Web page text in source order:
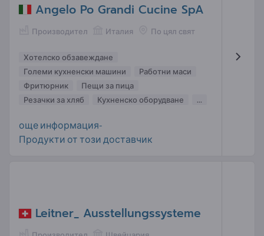
Angelo Po Grandi Cucine SpA
Производител Италия По цял свят
Хотелско обзавеждане
Големи кухненски машини
Работни маси
Фритюрник
Пещи за пица
Резачки за хляб
Кухненско оборудване ...
още информация-
Продукти от този доставчик
Leitner_ Ausstellungssysteme